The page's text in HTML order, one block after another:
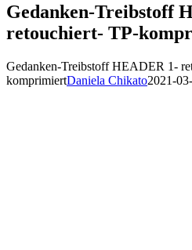
Gedanken-Treibstoff
retouchiert- TP-
Gedanken-Treibstoff HEADER 1-
komprimiertDaniela Chikato2021-